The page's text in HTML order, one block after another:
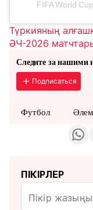
FIFA World
Түркияның
ӘЧ-2026
Следите за нашими
Подписаться
Футбол
ПІКІРЛЕР